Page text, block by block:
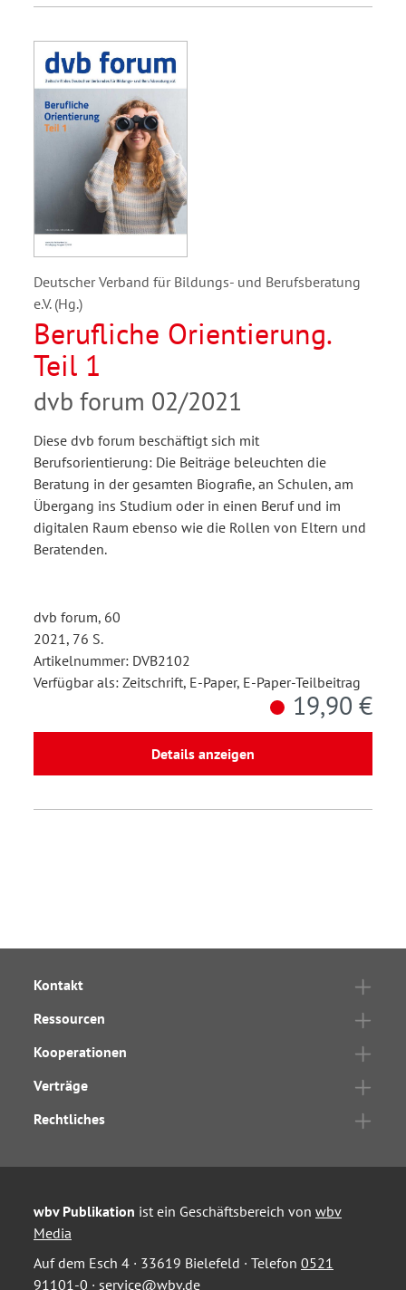
Deutscher Verband für Bildungs- und Berufsberatung
e.V. (Hg.)
Berufliche Orientierung.
Teil 1
dvb forum 02/2021
Diese dvb forum beschäftigt sich mit
Berufsorientierung: Die Beiträge beleuchten die
Beratung in der gesamten Biografie, an Schulen, am
Übergang ins Studium oder in einen Beruf und im
digitalen Raum ebenso wie die Rollen von Eltern und
Beratenden.
dvb forum, 60
2021, 76 S.
Artikelnummer: DVB2102
Verfügbar als: Zeitschrift, E-Paper, E-Paper-Teilbeitrag
19,90 €
Details anzeigen
Kontakt
Ressourcen
Kooperationen
Verträge
Rechtliches
wbv Publikation ist ein Geschäftsbereich von wbv
Media
Auf dem Esch 4 · 33619 Bielefeld · Telefon 0521
91101-0 · service@wbv.de